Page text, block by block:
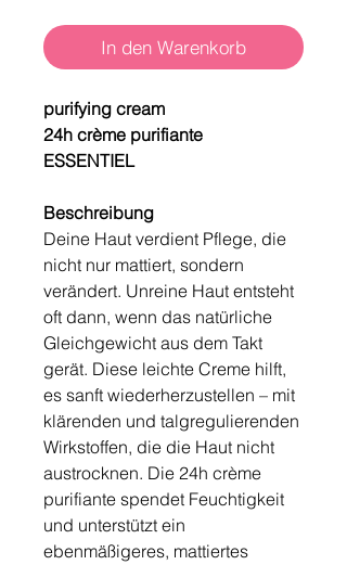
In den Warenkorb
purifying cream
24h crème purifiante
ESSENTIEL
Beschreibung
Deine Haut verdient Pflege, die
nicht nur mattiert, sondern
verändert. Unreine Haut entsteht
oft dann, wenn das natürliche
Gleichgewicht aus dem Takt
gerät. Diese leichte Creme hilft,
es sanft wiederherzustellen – mit
klärenden und talgregulierenden
Wirkstoffen, die die Haut nicht
austrocknen. Die 24h crème
purifiante spendet Feuchtigkeit
und unterstützt ein
ebenmäßigeres, mattiertes